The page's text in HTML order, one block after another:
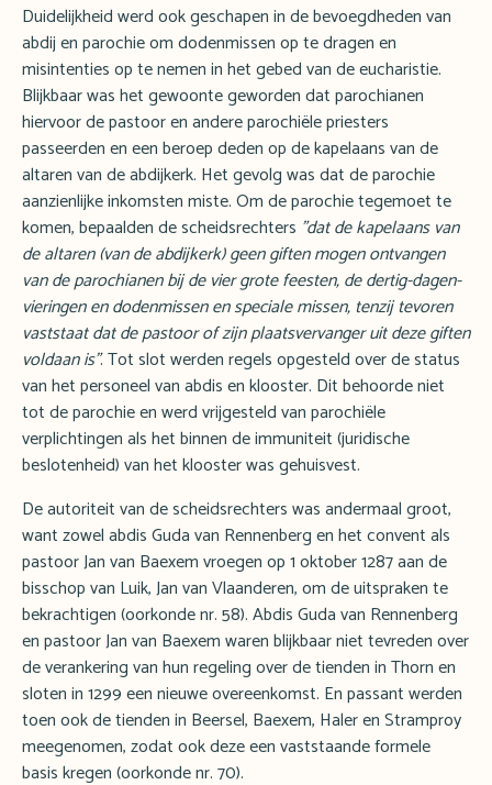
Duidelijkheid werd ook geschapen in de bevoegdheden van
abdij en parochie om dodenmissen op te dragen en
misintenties op te nemen in het gebed van de eucharistie.
Blijkbaar was het gewoonte geworden dat parochianen
hiervoor de pastoor en andere parochiële priesters
passeerden en een beroep deden op de kapelaans van de
altaren van de abdijkerk. Het gevolg was dat de parochie
aanzienlijke inkomsten miste. Om de parochie tegemoet te
komen, bepaalden de scheidsrechters "dat de kapelaans van
de altaren (van de abdijkerk) geen giften mogen ontvangen
van de parochianen bij de vier grote feesten, de dertig-dagen-
vieringen en dodenmissen en speciale missen, tenzij tevoren
vaststaat dat de pastoor of zijn plaatsvervanger uit deze giften
voldaan is". Tot slot werden regels opgesteld over de status
van het personeel van abdis en klooster. Dit behoorde niet
tot de parochie en werd vrijgesteld van parochiële
verplichtingen als het binnen de immuniteit (juridische
beslotenheid) van het klooster was gehuisvest.
De autoriteit van de scheidsrechters was andermaal groot,
want zowel abdis Guda van Rennenberg en het convent als
pastoor Jan van Baexem vroegen op 1 oktober 1287 aan de
bisschop van Luik, Jan van Vlaanderen, om de uitspraken te
bekrachtigen (oorkonde nr. 58). Abdis Guda van Rennenberg
en pastoor Jan van Baexem waren blijkbaar niet tevreden over
de verankering van hun regeling over de tienden in Thorn en
sloten in 1299 een nieuwe overeenkomst. En passant werden
toen ook de tienden in Beersel, Baexem, Haler en Stramproy
meegenomen, zodat ook deze een vaststaande formele
basis kregen (oorkonde nr. 70).